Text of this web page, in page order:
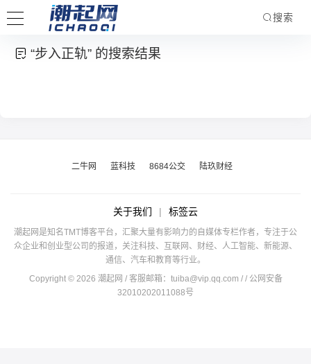
搜索
“步入正轨” 的搜索结果
二牛网 蓝科技 8684公交 陆玖财经
关于我们 | 标签云
潮起网是知名TMT博客平台，汇聚大量有影响力的自媒体专栏作者，专注于公
众企业和创业型公司的报道，关注科技、互联网、财经、人工智能、新能源、
通信、汽车和教育等行业。
Copyright © 2026 潮起网 / 客服邮箱： tuiba@vip.qq.com / / 公网安备
32010202011088号